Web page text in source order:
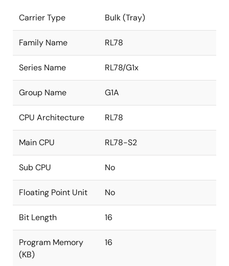
Carrier Type Bulk (Tray)
Family Name RL78
Series Name RL78/G1x
Group Name G1A
CPU Architecture RL78
Main CPU RL78-S2
Sub CPU No
Floating Point Unit No
Bit Length 16
Program Memory
(KB)
16